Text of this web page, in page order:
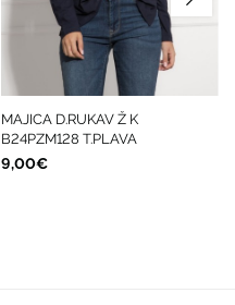
MAJICA D.RUKAV Ž K
B24PZM128 T.PLAVA
9,00€